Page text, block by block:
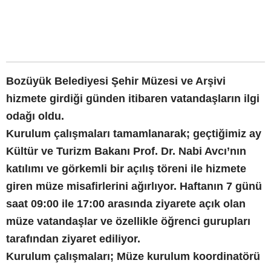
Bozüyük Belediyesi Şehir Müzesi ve Arşivi
hizmete girdiği günden itibaren vatandaşların ilgi
odağı oldu.
Kurulum çalışmaları tamamlanarak; geçtiğimiz ay
Kültür ve Turizm Bakanı Prof. Dr. Nabi Avcı’nın
katılımı ve görkemli bir açılış töreni ile hizmete
giren müze misafirlerini ağırlıyor. Haftanın 7 günü
saat 09:00 ile 17:00 arasında ziyarete açık olan
müze vatandaşlar ve özellikle öğrenci gurupları
tarafından ziyaret ediliyor.
Kurulum çalışmaları; Müze kurulum koordinatörü